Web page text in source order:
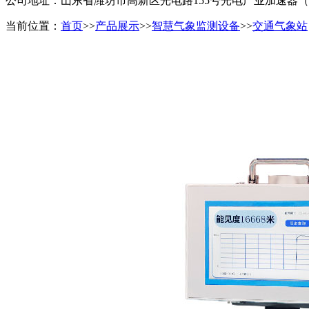
当前位置： 首页>>产品展示>>智慧气象监测设备>>交通气象站